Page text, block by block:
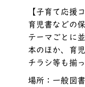
【子育て応援
育児書などの
テーマごとに
本のほか、育
チラシ等も揃
場所：一般図